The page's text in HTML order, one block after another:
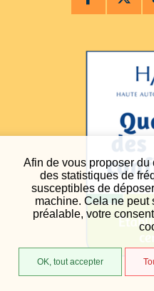
Afin de vous proposer
des statistiques de
susceptibles de
machine. Cela ne peut
préalable, votre
OK, tout accepter